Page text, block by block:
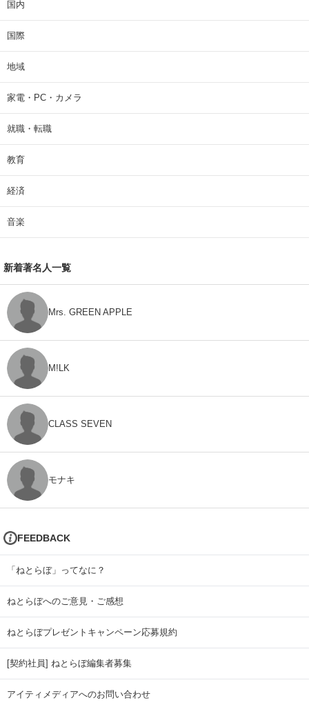
国内
国際
地域
家電・PC・カメラ
就職・転職
教育
経済
音楽
新着著名人一覧
Mrs. GREEN APPLE
M!LK
CLASS SEVEN
モナキ
FEEDBACK
「ねとらぼ」ってなに？
ねとらぼへのご意見・ご感想
ねとらぼプレゼントキャンペーン応募規約
[契約社員] ねとらぼ編集者募集
アイティメディアへのお問い合わせ